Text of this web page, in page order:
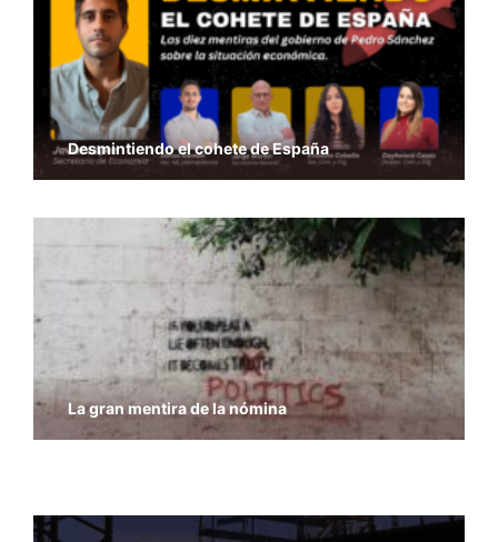
Desmintiendo el cohete de España
La gran mentira de la nómina
Economía y Libertad – Previsiones del PIB del
FMI